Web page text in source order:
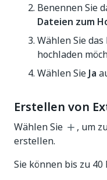
Benennen Sie
Dateien zum
Wählen Sie
hochladen
Wählen SieJa
Erstellen von
Wählen Sie
, um
erstellen.
Sie können bis zu